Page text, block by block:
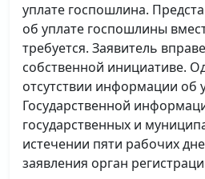
уплате госпошлина.
об уплате госпошлины
требуется. Заявитель
собственной инициативе.
отсутствии информации об
Государственной
государственных и
истечении пяти рабочих
заявления орган